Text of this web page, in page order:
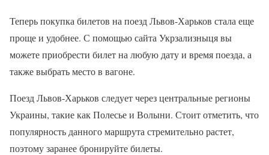
Теперь покупка билетов на поезд Львов-Харьков стала еще
проще и удобнее. С помощью сайта Укрзализныця вы
можете приобрести билет на любую дату и время поезда, а
также выбрать место в вагоне.
Поезд Львов-Харьков следует через центральные регионы
Украины, такие как Полесье и Волыни. Стоит отметить, что
популярность данного маршрута стремительно растет,
поэтому заранее бронируйте билеты.